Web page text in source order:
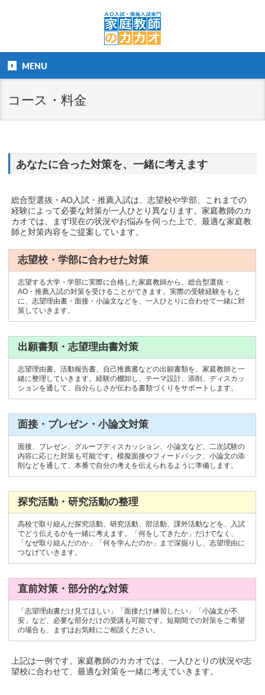
MENU
コース・料金
あなたに合った対策を、一緒に考えます
総合型選抜・AO入試・推薦入試は、志望校や学部、これまでの
経験によって必要な対策が一人ひとり異なります。家庭教師のカ
カオでは、まず現在の状況やお悩みを伺った上で、最適な家庭教
師と対策内容をご提案しています。
志望校・学部に合わせた対策
志望する大学・学部に実際に合格した家庭教師から、総合型選抜・
AO・推薦入試の対策を受けることができます。実際の受験経験をもと
に、志望理由書・面接・小論文などを、一人ひとりに合わせて一緒に対
策していきます。
出願書類・志望理由書対策
志望理由書、活動報告書、自己推薦書などの出願書類を、家庭教師と一
緒に整理していきます。経験の棚卸し、テーマ設計、添削、ディスカッ
ションを通して、自分らしさが伝わる書類づくりをサポートします。
面接・プレゼン・小論文対策
面接、プレゼン、グループディスカッション、小論文など、二次試験の
内容に応じた対策も可能です。模擬面接やフィードバック、小論文の添
削などを通して、本番で自分の考えを伝えられるように準備します。
探究活動・研究活動の整理
高校で取り組んだ探究活動、研究活動、部活動、課外活動などを、入試
でどう伝えるかを一緒に考えます。「何をしてきたか」だけでなく、
「なぜ取り組んだのか」「何を学んだのか」まで深掘りし、志望理由に
つなげていきます。
直前対策・部分的な対策
「志望理由書だけ見てほしい」「面接だけ練習したい」「小論文が不
安」など、必要な部分だけの受講も可能です。短期間での対策をご希望
の場合も、まずはお気軽にご相談ください。
上記は一例です。家庭教師のカカオでは、一人ひとりの状況や志
望校に合わせて、最適な対策を一緒に考えていきます。